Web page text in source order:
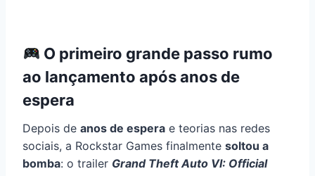
O primeiro grande passo rumo
ao lançamento após anos de
espera
Depois de anos de espera e teorias nas redes
sociais, a Rockstar Games finalmente soltou a
bomba: o trailer Grand Theft Auto VI: Official